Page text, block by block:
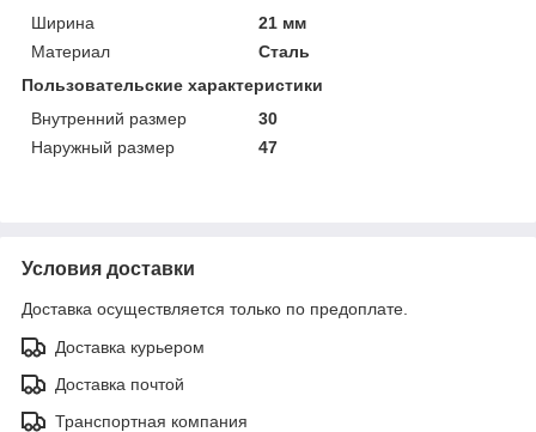
Ширина
21 мм
Материал
Сталь
Пользовательские характеристики
Внутренний размер
30
Наружный размер
47
Условия доставки
Доставка осуществляется только по предоплате.
Доставка курьером
Доставка почтой
Транспортная компания